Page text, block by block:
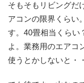
そもそもリビングだ
アコンの限界くらい
す。40畳相当くらい
よ。業務用のエアコ
使うとかしないと・